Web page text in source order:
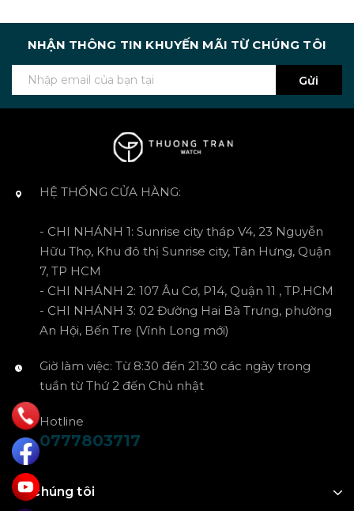
NHẬN THÔNG TIN KHUYẾN MÃI TỪ CHÚNG TÔI
Gửi
HỆ THỐNG CỬA HÀNG:
- CHI NHÁNH 1: Sunrise city tháp V4, 23 Nguyễn
Hữu Thọ, Khu đô thị Sunrise city, Tân Hưng, Quận
7, TP HCM
- CHI NHÁNH 2: 107 Âu Cơ, P14, Quận 11 , TP.HCM
- CHI NHÁNH 3: 02 Đường Hai Bà Trưng, phường
An Hội, Bến Tre (Vĩnh Long mới)
Giờ làm việc: Từ 8:30 đến 21:30 các ngày trong
tuần từ Thứ 2 đến Chủ nhật
Hotline
0777803717
Về chúng tôi